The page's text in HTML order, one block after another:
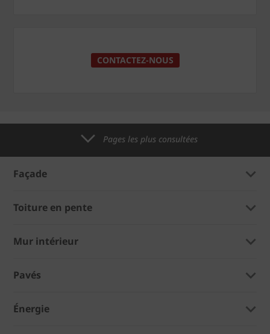
CONTACTEZ-NOUS
Pages les plus consultées
Façade
Toiture en pente
Mur intérieur
Pavés
Énergie